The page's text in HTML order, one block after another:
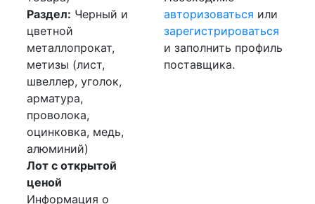
Раздел: Черный и
цветной
металлопрокат,
метизы (лист,
швеллер, уголок,
арматура,
проволока,
оцинковка, медь,
алюминий)
Лот с открытой
ценой
Информация о
авторизоваться или
зарегистрироваться
и заполнить профиль
поставщика.